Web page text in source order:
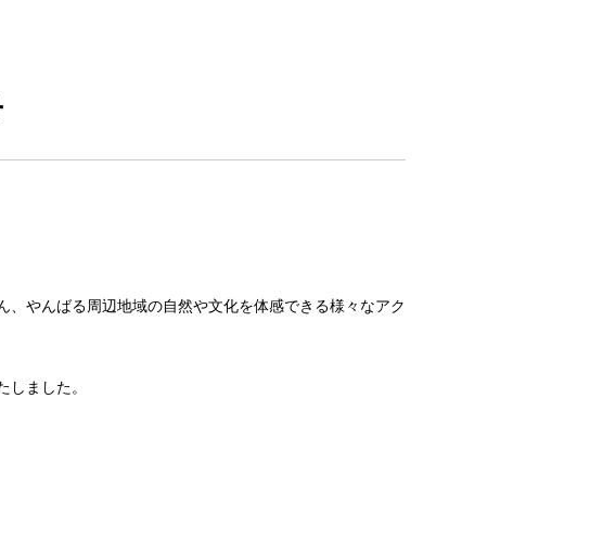
やんばる周辺地域の自然や文化を体感できる様々なアク
ました。